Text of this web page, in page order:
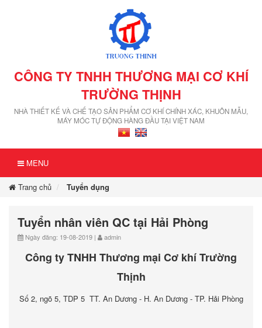
CÔNG TY TNHH THƯƠNG MẠI CƠ KHÍ
TRƯỜNG THỊNH
NHÀ THIẾT KẾ VÀ CHẾ TẠO SẢN PHẨM CƠ KHÍ CHÍNH XÁC, KHUÔN MẪU,
MÁY MÓC TỰ ĐỘNG HÀNG ĐẦU TẠI VIỆT NAM
MENU
Trang chủ Tuyển dụng
Tuyển nhân viên QC tại Hải Phòng
Ngày đăng: 19-08-2019 | admin
Công ty TNHH Thương mại Cơ khí Trường
Thịnh
Số 2, ngõ 5, TDP 5 TT. An Dương - H. An Dương - TP. Hải Phòng